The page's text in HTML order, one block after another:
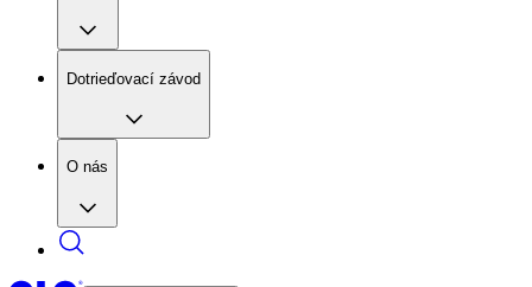
Dotrieďovací závod
O nás